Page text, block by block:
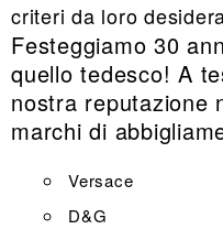
criteri da loro
Festeggiamo 30
quello tedesco! A
nostra reputazione
marchi di
Versace
D&G